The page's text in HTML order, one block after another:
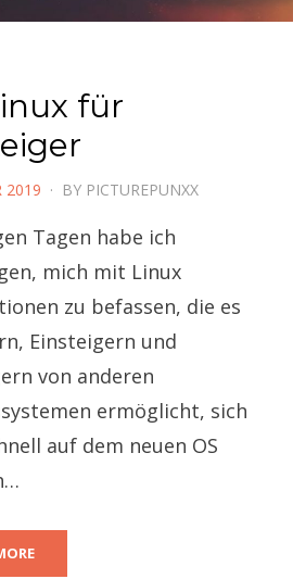
für
2019 BY PICTUREPUNXX
Tagen habe ich
mich mit Linux
zu befassen, die es
Einsteigern und
von anderen
ermöglicht, sich
auf dem neuen OS